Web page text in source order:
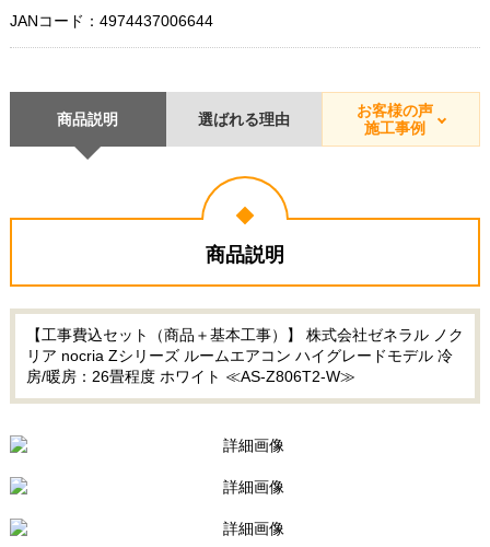
JANコード：4974437006644
商品説明 選ばれる理由
お客様の声
施工事例
商品説明
【工事費込セット（商品＋基本工事）】 株式会社ゼネラル ノク
リア nocria Zシリーズ ルームエアコン ハイグレードモデル 冷
房/暖房：26畳程度 ホワイト ≪AS-Z806T2-W≫